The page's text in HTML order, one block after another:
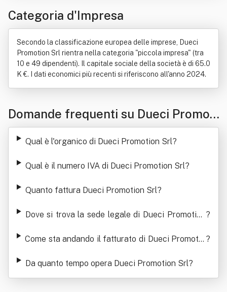
Categoria d'Impresa
Secondo la classificazione europea delle imprese, Dueci
Promotion Srl rientra nella categoria "piccola impresa" (tra
10 e 49 dipendenti). Il capitale sociale della società è di 65.0
K €. I dati economici più recenti si riferiscono all'anno 2024.
Domande frequenti su Dueci Promoti
on Srl
Qual è l'organico di Dueci Promotion Srl?
Qual è il numero IVA di Dueci Promotion Srl?
Quanto fattura Dueci Promotion Srl?
Dove si trova la sede legale di Dueci Promotion ?
Come sta andando il fatturato di Dueci Promotio ?
Da quanto tempo opera Dueci Promotion Srl?